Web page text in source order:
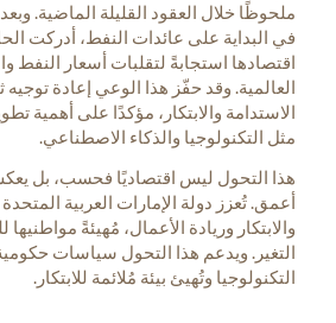
ملحوظًا خلال العقود القليلة الماضية.
في البداية على عائدات النفط، أدركت
اقتصادها استجابةً لتقلبات أسعار النفط
العالمية. وقد حفّز هذا الوعي إعادة
الاستدامة والابتكار، مؤكدًا على أهمية
مثل التكنولوجيا والذكاء الاصطناعي.
هذا التحول ليس اقتصاديًا فحسب، بل
أعمق. تُعزز دولة الإمارات العربية
والابتكار وريادة الأعمال، مُهيئةً
التغير. ويدعم هذا التحول سياسات
التكنولوجيا وتُهيئ بيئة مُلائمة للابتكار.